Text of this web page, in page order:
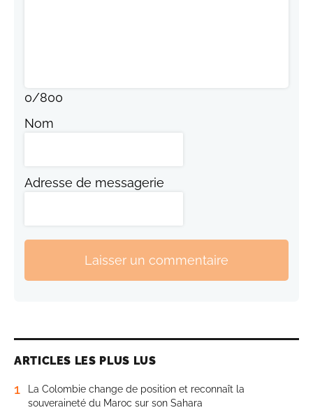
0/800
Nom
Adresse de messagerie
Laisser un commentaire
ARTICLES LES PLUS LUS
1
La Colombie change de position et reconnaît la
souveraineté du Maroc sur son Sahara